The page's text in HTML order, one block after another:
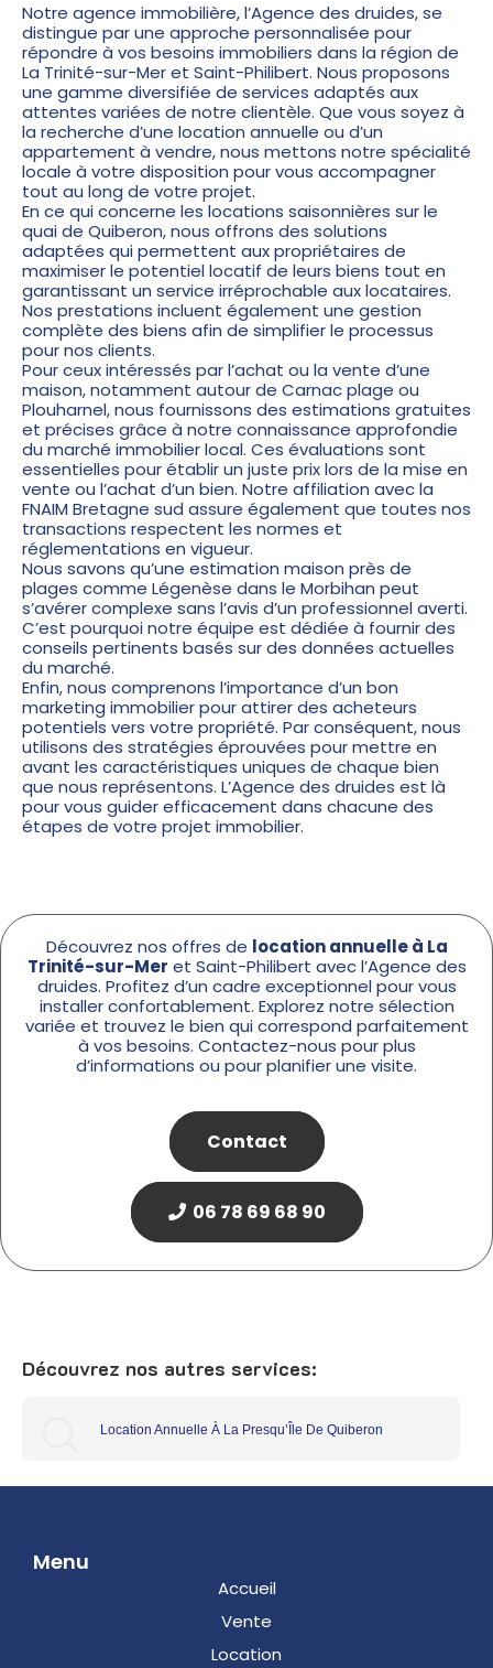
Notre agence immobilière, l’Agence des druides, se
distingue par une approche personnalisée pour
répondre à vos besoins immobiliers dans la région de
La Trinité-sur-Mer et Saint-Philibert. Nous proposons
une gamme diversifiée de services adaptés aux
attentes variées de notre clientèle. Que vous soyez à
la recherche d’une location annuelle ou d’un
appartement à vendre, nous mettons notre spécialité
locale à votre disposition pour vous accompagner
tout au long de votre projet.
En ce qui concerne les locations saisonnières sur le
quai de Quiberon, nous offrons des solutions
adaptées qui permettent aux propriétaires de
maximiser le potentiel locatif de leurs biens tout en
garantissant un service irréprochable aux locataires.
Nos prestations incluent également une gestion
complète des biens afin de simplifier le processus
pour nos clients.
Pour ceux intéressés par l’achat ou la vente d’une
maison, notamment autour de Carnac plage ou
Plouharnel, nous fournissons des estimations gratuites
et précises grâce à notre connaissance approfondie
du marché immobilier local. Ces évaluations sont
essentielles pour établir un juste prix lors de la mise en
vente ou l’achat d’un bien. Notre affiliation avec la
FNAIM Bretagne sud assure également que toutes nos
transactions respectent les normes et
réglementations en vigueur.
Nous savons qu’une estimation maison près de
plages comme Légenèse dans le Morbihan peut
s’avérer complexe sans l’avis d’un professionnel averti.
C’est pourquoi notre équipe est dédiée à fournir des
conseils pertinents basés sur des données actuelles
du marché.
Enfin, nous comprenons l’importance d’un bon
marketing immobilier pour attirer des acheteurs
potentiels vers votre propriété. Par conséquent, nous
utilisons des stratégies éprouvées pour mettre en
avant les caractéristiques uniques de chaque bien
que nous représentons. L’Agence des druides est là
pour vous guider efficacement dans chacune des
étapes de votre projet immobilier.
Découvrez nos offres de location annuelle à La
Trinité-sur-Mer et Saint-Philibert avec l’Agence des
druides. Profitez d’un cadre exceptionnel pour vous
installer confortablement. Explorez notre sélection
variée et trouvez le bien qui correspond parfaitement
à vos besoins. Contactez-nous pour plus
d’informations ou pour planifier une visite.
Contact
06 78 69 68 90
Découvrez nos autres services:
Location Annuelle À La Presqu’Île De Quiberon
Menu
Accueil
Vente
Location